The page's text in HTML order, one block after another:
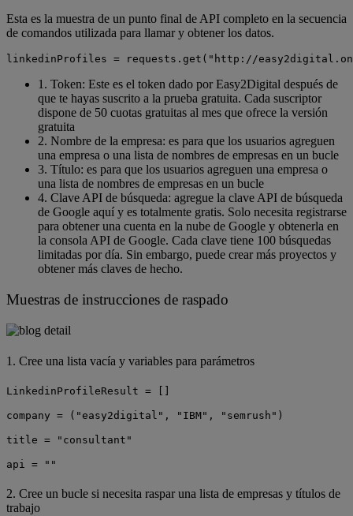
Esta es la muestra de un punto final de API completo en la secuencia
de comandos utilizada para llamar y obtener los datos.
linkedinProfiles = requests.get("http://
1. Token: Este es el token dado por Easy2Digital después de
que te hayas suscrito a la prueba gratuita. Cada suscriptor
dispone de 50 cuotas gratuitas al mes que ofrece la versión
gratuita
2. Nombre de la empresa: es para que los usuarios agreguen
una empresa o una lista de nombres de empresas en un bucle
3. Título: es para que los usuarios agreguen una empresa o
una lista de nombres de empresas en un bucle
4. Clave API de búsqueda: agregue la clave API de búsqueda
de Google aquí y es totalmente gratis. Solo necesita registrarse
para obtener una cuenta en la nube de Google y obtenerla en
la consola API de Google. Cada clave tiene 100 búsquedas
limitadas por día. Sin embargo, puede crear más proyectos y
obtener más claves de hecho.
Muestras de instrucciones de raspado
1. Cree una lista vacía y variables para parámetros
LinkedinProfileResult = []
company = ("easy2digital", "IBM", "semrush")
title = "consultant"
api = ""
2. Cree un bucle si necesita raspar una lista de empresas y títulos de
trabajo